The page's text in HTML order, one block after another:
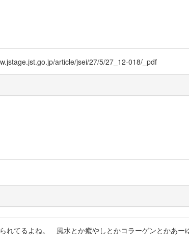
article/jsei/27/5/27_12-018/_pdf
れてるよね。 風水とか癒やしとかコラーゲンとかあ